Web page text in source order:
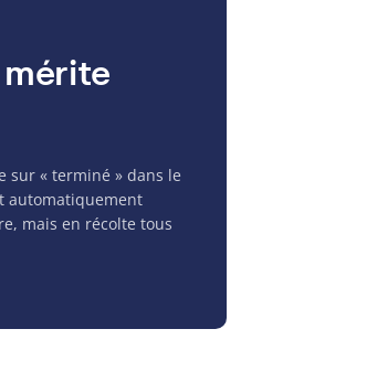
mérite
sur « terminé » dans le
automatiquement
mais en récolte tous